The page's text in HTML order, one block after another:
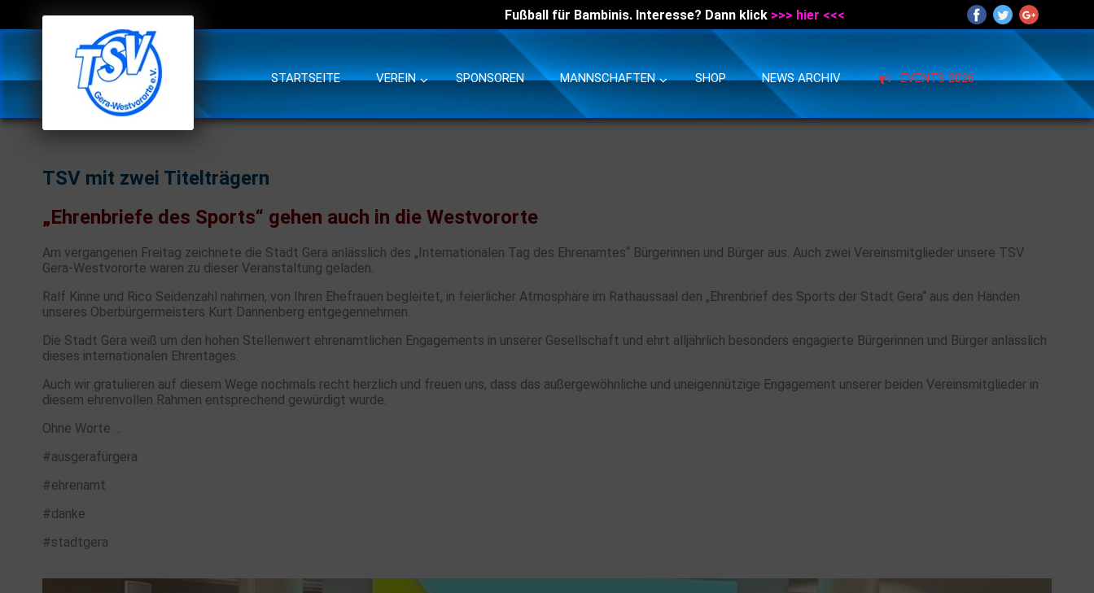
Fußball für Bambinis. Interesse? Dann klick >>> hier <<<
STARTSEITE VEREIN SPONSOREN MANNSCHAFTEN SHOP NEWS ARCHIV EVENTS 2026
TSV mit zwei Titelträgern
„Ehrenbriefe des Sports“ gehen auch in die Westvororte
Am vergangenen Freitag zeichnete die Stadt Gera anlässlich des „Internationalen Tag des Ehrenamtes“ Bürgerinnen und Bürger aus. Auch zwei Vereinsmitglieder unsere TSV
Gera-Westvororte waren zu dieser Veranstaltung geladen.
Ralf Kinne und Rico Seidenzahl nahmen, von Ihren Ehefrauen begleitet, in feierlicher Atmosphäre im Rathaussaal den „Ehrenbrief des Sports der Stadt Gera“ aus den Händen
unseres Oberbürgermeisters Kurt Dannenberg entgegennehmen.
Die Stadt Gera weiß um den hohen Stellenwert ehrenamtlichen Engagements in unserer Gesellschaft und ehrt alljährlich besonders engagierte Bürgerinnen und Bürger anlässlich
dieses internationalen Ehrentages.
Auch wir gratulieren auf diesem Wege nochmals recht herzlich und freuen uns, dass das außergewöhnliche und uneigennützige Engagement unserer beiden Vereinsmitglieder in
diesem ehrenvollen Rahmen entsprechend gewürdigt wurde.
Ohne Worte …
#ausgerafürgera
#ehrenamt
#danke
#stadtgera